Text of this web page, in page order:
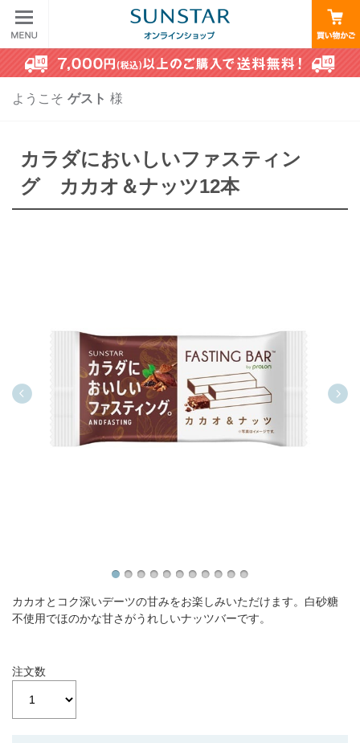
ようこそ ゲスト 様
カラダにおいしいファスティン
グ カカオ＆ナッツ12本
カカオとコク深いデーツの甘みをお楽しみいただけます。白砂糖
不使用でほのかな甘さがうれしいナッツバーです。
注文数